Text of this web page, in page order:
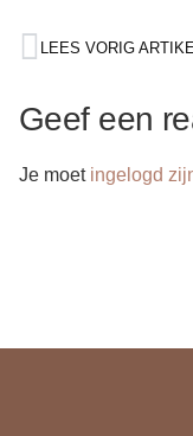
LEES VORIG
Geef een
Je moet ingelogd